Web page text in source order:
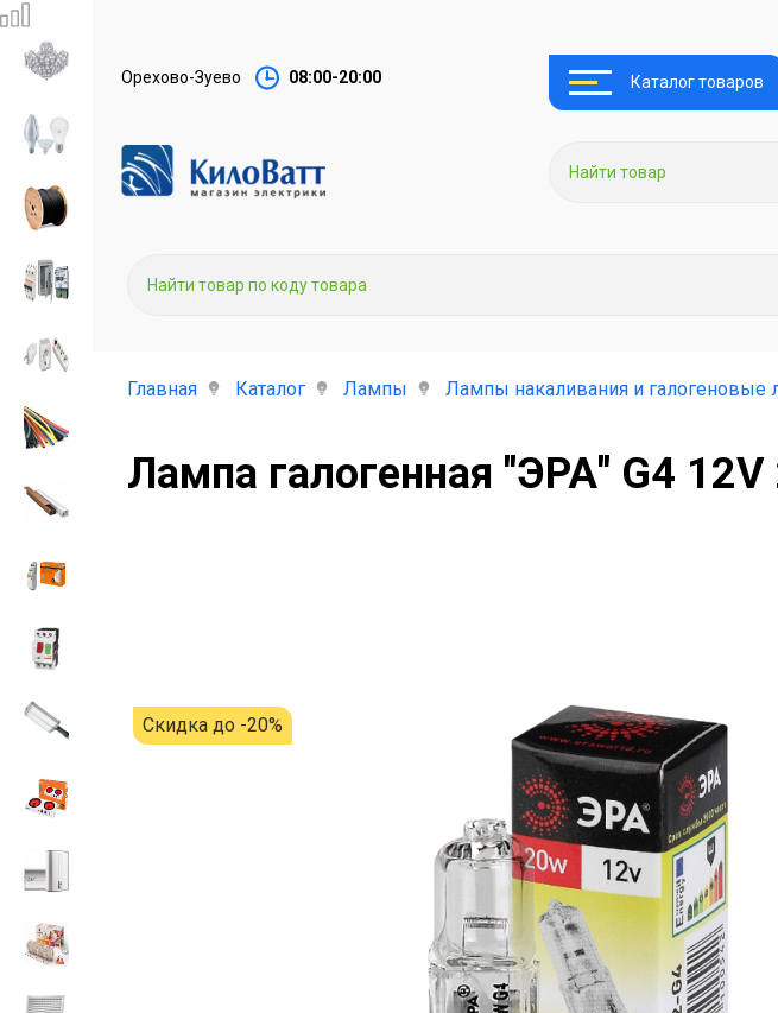
Орехово-Зуево 08:00-20:00 Каталог товаров
Главная Каталог Лампы Лампы накаливания и галогеновые
Лампа галогенная "ЭРА" G4
Скидка до -20%